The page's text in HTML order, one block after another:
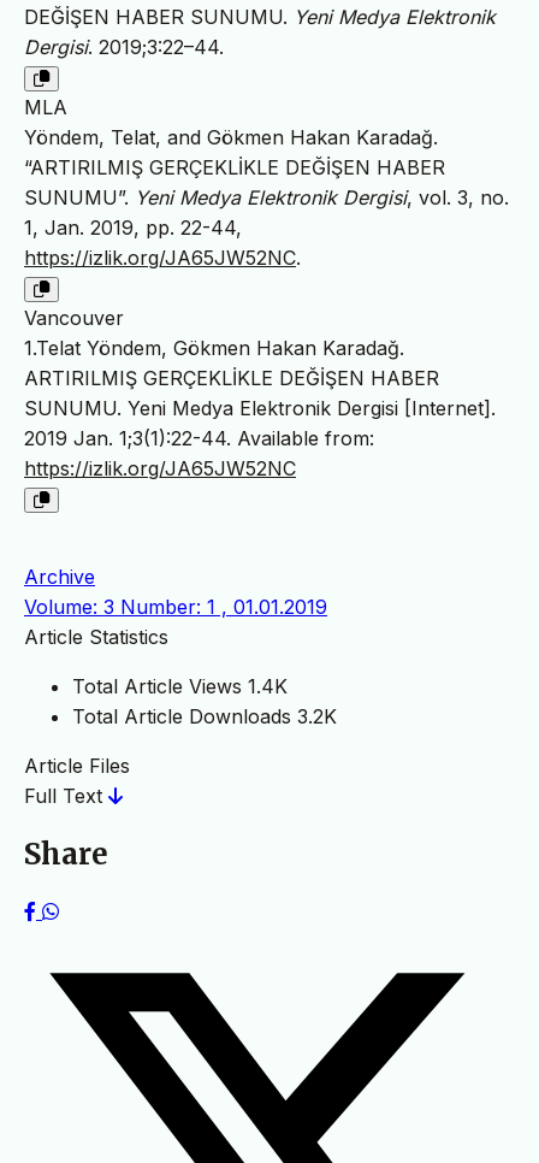
DEĞİŞEN HABER SUNUMU. Yeni Medya Elektronik
Dergisi. 2019;3:22–44.
MLA
Yöndem, Telat, and Gökmen Hakan Karadağ.
“ARTIRILMIŞ GERÇEKLİKLE DEĞİŞEN HABER
SUNUMU”. Yeni Medya Elektronik Dergisi, vol. 3, no.
1, Jan. 2019, pp. 22-44,
https://izlik.org/JA65JW52NC.
Vancouver
1.Telat Yöndem, Gökmen Hakan Karadağ.
ARTIRILMIŞ GERÇEKLİKLE DEĞİŞEN HABER
SUNUMU. Yeni Medya Elektronik Dergisi [Internet].
2019 Jan. 1;3(1):22-44. Available from:
https://izlik.org/JA65JW52NC
Archive
Volume: 3 Number: 1 , 01.01.2019
Article Statistics
Total Article Views 1.4K
Total Article Downloads 3.2K
Article Files
Full Text
Share